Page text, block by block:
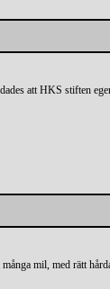
att HKS stiften
mil, med rätt